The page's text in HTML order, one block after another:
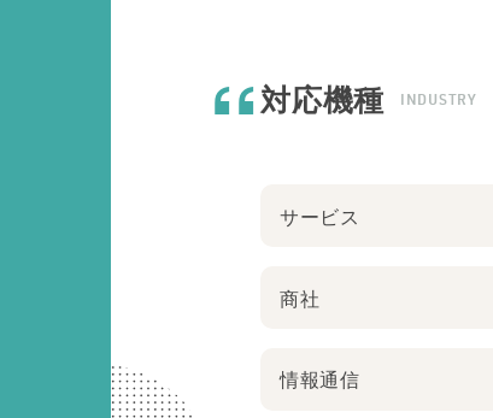
対応機種 INDUSTRY
サービス
商社
情報通信